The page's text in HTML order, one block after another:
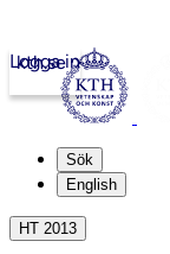
kth.se
Logga in
Sök
English
HT 2013